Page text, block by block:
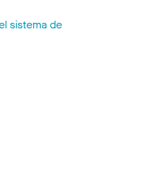
sistema de